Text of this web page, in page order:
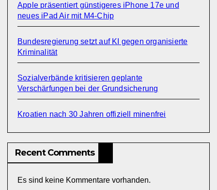
Apple präsentiert günstigeres iPhone 17e und
neues iPad Air mit M4-Chip
Bundesregierung setzt auf KI gegen organisierte
Kriminalität
Sozialverbände kritisieren geplante
Verschärfungen bei der Grundsicherung
Kroatien nach 30 Jahren offiziell minenfrei
Recent Comments
Es sind keine Kommentare vorhanden.